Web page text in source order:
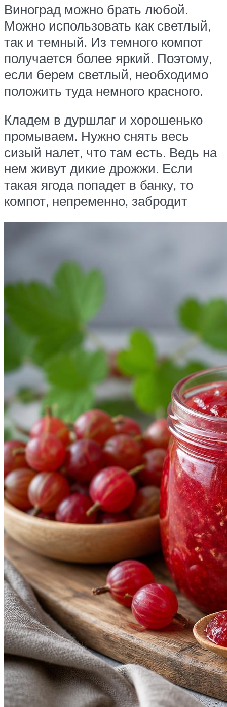
Виноград можно брать любой.
Можно использовать как светлый,
так и темный. Из темного компот
получается более яркий. Поэтому,
если берем светлый, необходимо
положить туда немного красного.
Кладем в дуршлаг и хорошенько
промываем. Нужно снять весь
сизый налет, что там есть. Ведь на
нем живут дикие дрожжи. Если
такая ягода попадет в банку, то
компот, непременно, забродит